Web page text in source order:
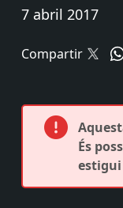
7 abril 2017
Compartir
És